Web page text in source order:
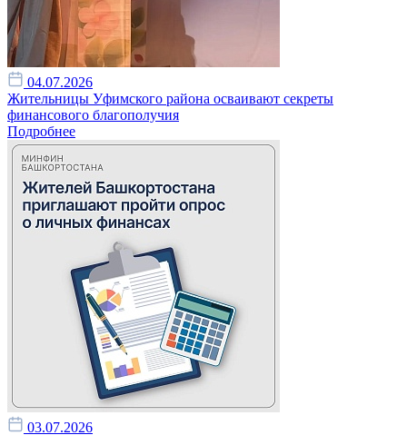
04.07.2026
Жительницы Уфимского района осваивают секреты
финансового благополучия
Подробнее
03.07.2026